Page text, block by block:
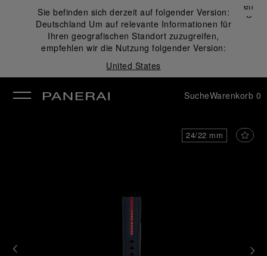
Sie befinden sich derzeit auf folgender Version:
Deutschland Um auf relevante Informationen für
Ihren geografischen Standort zuzugreifen,
empfehlen wir die Nutzung folgender Version:
United States
Schließen
✕
SucheWarenkorb 0
24/22 mm